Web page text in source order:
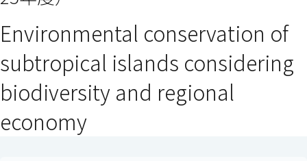
ウで開きます）
ンドウで開きます）
ウインドウで開きます）
Environmental conservation of
subtropical islands considering
biodiversity and regional
economy